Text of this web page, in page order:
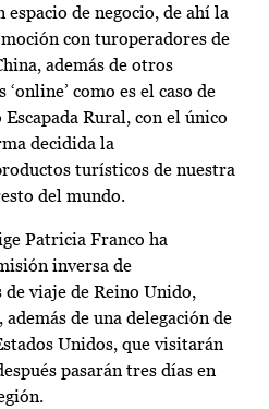
de negocio, de ahí la
con turoperadores de
además de otros
como es el caso de
Rural, con el único
decidida la
turísticos de nuestra
del mundo.
Patricia Franco ha
inversa de
viaje de Reino Unido,
de una delegación de
Unidos, que visitarán
pasarán tres días en